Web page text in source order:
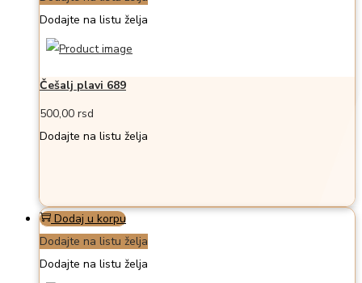
Dodajte na listu želja
Češalj plavi 689
500,00 rsd
Dodajte na listu želja
Dodaj u korpu
Dodajte na listu želja
Dodajte na listu želja